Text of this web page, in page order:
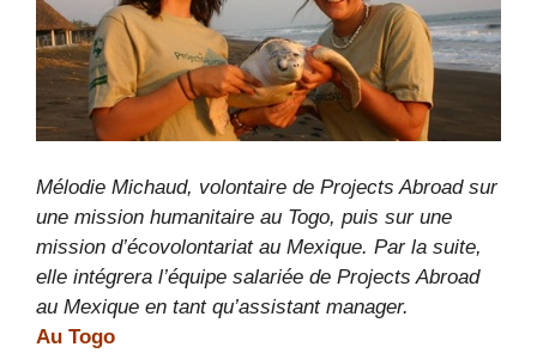
Mélodie Michaud, volontaire de Projects Abroad sur
une mission humanitaire au Togo, puis sur une
mission d’écovolontariat au Mexique. Par la suite,
elle intégrera l’équipe salariée de Projects Abroad
au Mexique en tant qu’assistant manager.
Au Togo